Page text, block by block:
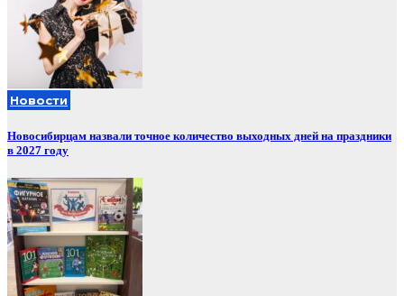
Новости
Новосибирцам назвали точное количество выходных дней на праздники
в 2027 году